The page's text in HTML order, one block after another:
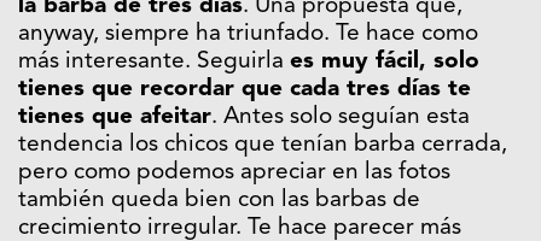
la barba de tres días. Una propuesta que,
anyway, siempre ha triunfado. Te hace como
más interesante. Seguirla es muy fácil, solo
tienes que recordar que cada tres días te
tienes que afeitar. Antes solo seguían esta
tendencia los chicos que tenían barba cerrada,
pero como podemos apreciar en las fotos
también queda bien con las barbas de
crecimiento irregular. Te hace parecer más